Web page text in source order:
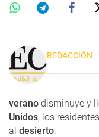
REDACCIÓN
verano disminuye y
Unidos, los
al desierto.